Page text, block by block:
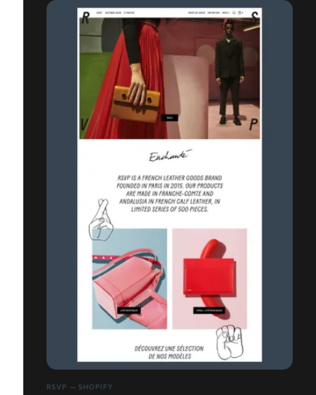
RSVP — SHOPIFY